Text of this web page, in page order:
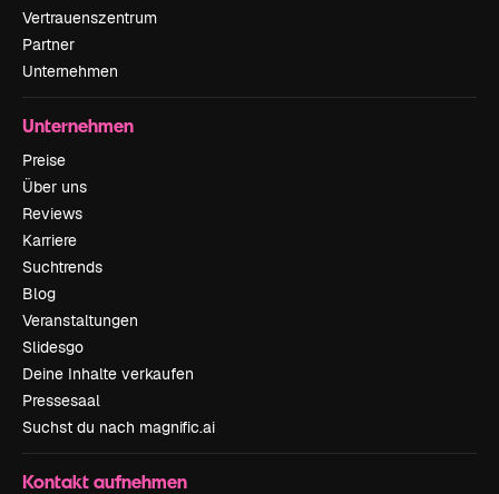
Vertrauenszentrum
Partner
Unternehmen
Unternehmen
Preise
Über uns
Reviews
Karriere
Suchtrends
Blog
Veranstaltungen
Slidesgo
Deine Inhalte verkaufen
Pressesaal
Suchst du nach magnific.ai
Kontakt aufnehmen